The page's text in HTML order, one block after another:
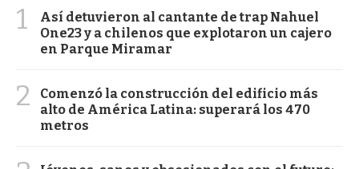
1
Así detuvieron al cantante de trap Nahuel
One23 y a chilenos que explotaron un cajero
en Parque Miramar
2
Comenzó la construcción del edificio más
alto de América Latina: superará los 470
metros